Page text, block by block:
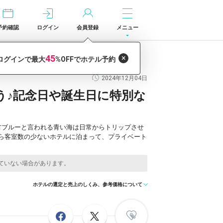
約確認 ログイン 会員登録 メニュー
2024年12月04日
記念日や誕生日に特別な
ルーと言われる青い海は日常からトリップさせ
室数の少ないホテルに泊まって、プライベート
ホテルの選定と売上のしくみ、参考価格について